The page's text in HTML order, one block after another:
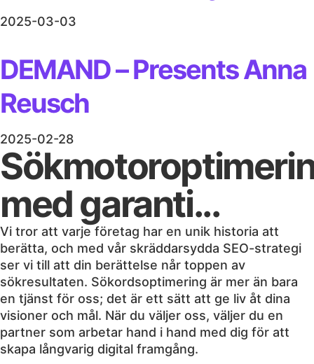
2025-03-03
DEMAND – Presents Anna
Reusch
2025-02-28
med garanti...
Vi tror att varje företag har en unik historia att
berätta, och med vår skräddarsydda SEO-strategi
ser vi till att din berättelse når toppen av
sökresultaten. Sökordsoptimering är mer än bara
en tjänst för oss; det är ett sätt att ge liv åt dina
visioner och mål. När du väljer oss, väljer du en
partner som arbetar hand i hand med dig för att
skapa långvarig digital framgång.